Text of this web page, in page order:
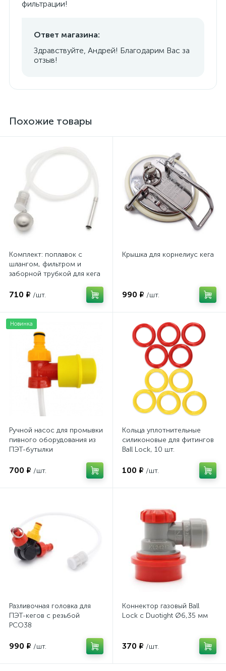
фильтрации!
Ответ магазина:
Здравствуйте, Андрей! Благодарим Вас за
отзыв!
Похожие товары
Комплект: поплавок с
шлангом, фильтром и
заборной трубкой для кега
710 ₽ /шт.
Крышка для корнелиус кега
990 ₽ /шт.
Новинка
Ручной насос для промывки
пивного оборудования из
ПЭТ-бутылки
700 ₽ /шт.
Кольца уплотнительные
силиконовые для фитингов
Ball Lock, 10 шт.
100 ₽ /шт.
Разливочная головка для
ПЭТ-кегов с резьбой
PCO38
990 ₽ /шт.
Коннектор газовый Ball
Lock с Duotight Ø6,35 мм
370 ₽ /шт.